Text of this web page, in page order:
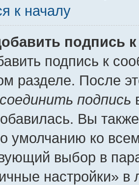
к началу
подпись
подпись к
разделе. После
подпись
Вы
умолчанию ко
выбор в
настройки»